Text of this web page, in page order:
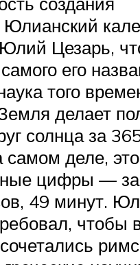
Юлианский
Цезарь,
его
того
делает
солнца за
самом деле,
цифры —
49 минут.
чтобы